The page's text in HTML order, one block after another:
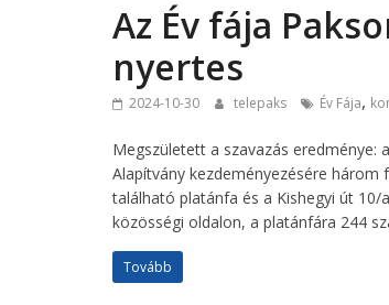
Az Év fája
nyertes
2024-10-30 telepaks Év Fája,
Megszületett a szavazás eredménye:
Alapítvány kezdeményezésére
található platánfa és a Kishegyi út
közösségi oldalon, a platánfára 244
Tovább